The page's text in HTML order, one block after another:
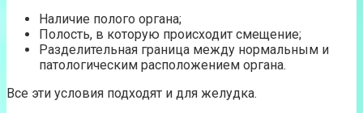
Наличие полого органа;
Полость, в которую происходит смещение;
Разделительная граница между нормальным и
патологическим расположением органа.
Все эти условия подходят и для желудка.